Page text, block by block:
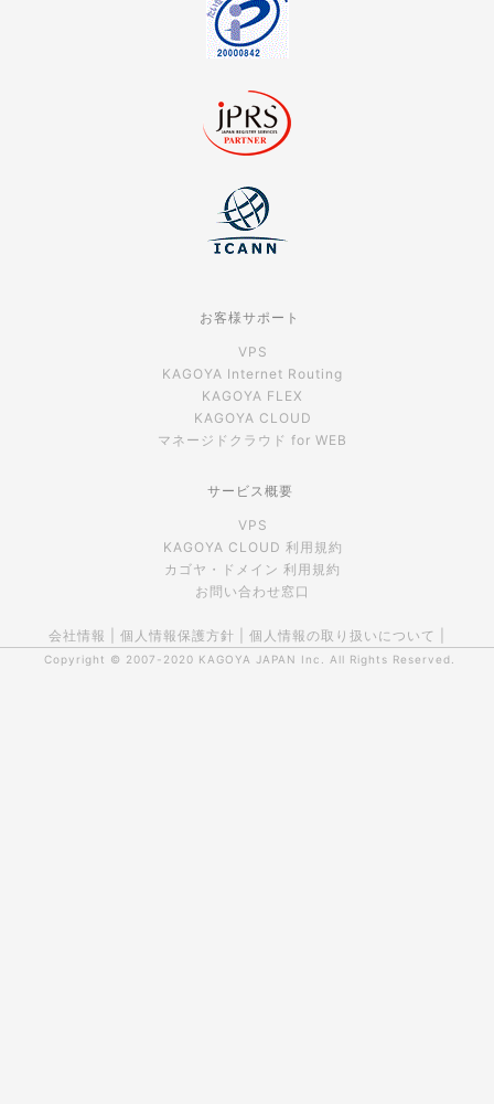
お客様サポート
VPS
KAGOYA Internet Routing
KAGOYA FLEX
KAGOYA CLOUD
マネージドクラウド for WEB
サービス概要
VPS
KAGOYA CLOUD 利用規約
カゴヤ・ドメイン 利用規約
お問い合わせ窓口
会社情報 個人情報保護方針 個人情報の取り扱いについて
Copyright © 2007-2020 KAGOYA JAPAN Inc. All Rights Reserved.